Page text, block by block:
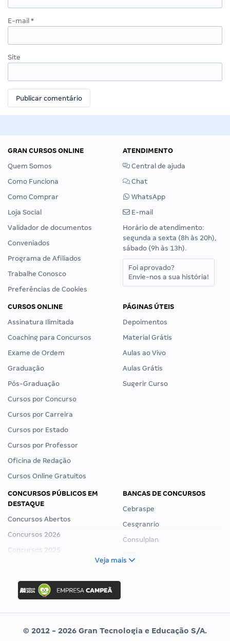
E-mail *
Site
GRAN CURSOS ONLINE
Quem Somos
Como Funciona
Como Comprar
Loja Social
Validador de documentos
Conveniados
Programa de Afiliados
Trabalhe Conosco
Preferências de Cookies
ATENDIMENTO
Central de ajuda
Chat
WhatsApp
E-mail
Horário de atendimento:
segunda a sexta (8h às 20h),
sábado (9h às 13h).
Foi aprovado?
Envie-nos a sua história!
CURSOS ONLINE
Assinatura Ilimitada
Coaching para Concursos
Exame de Ordem
Graduação
Pós-Graduação
Cursos por Concurso
Cursos por Carreira
Cursos por Estado
Cursos por Professor
Oficina de Redação
Cursos Online Gratuitos
PÁGINAS ÚTEIS
Depoimentos
Material Grátis
Aulas ao Vivo
Aulas Grátis
Sugerir Curso
CONCURSOS PÚBLICOS EM
DESTAQUE
Concursos Abertos
Concursos 2026
Concursos 2025
Concurso Ibama
Concurso MPU
Editais publicados
BANCAS DE CONCURSOS
Cebraspe
Cesgranrio
Consulplan
Vunesp
Veja mais
© 2012 - 2026 Gran Tecnologia e Educação S/A.